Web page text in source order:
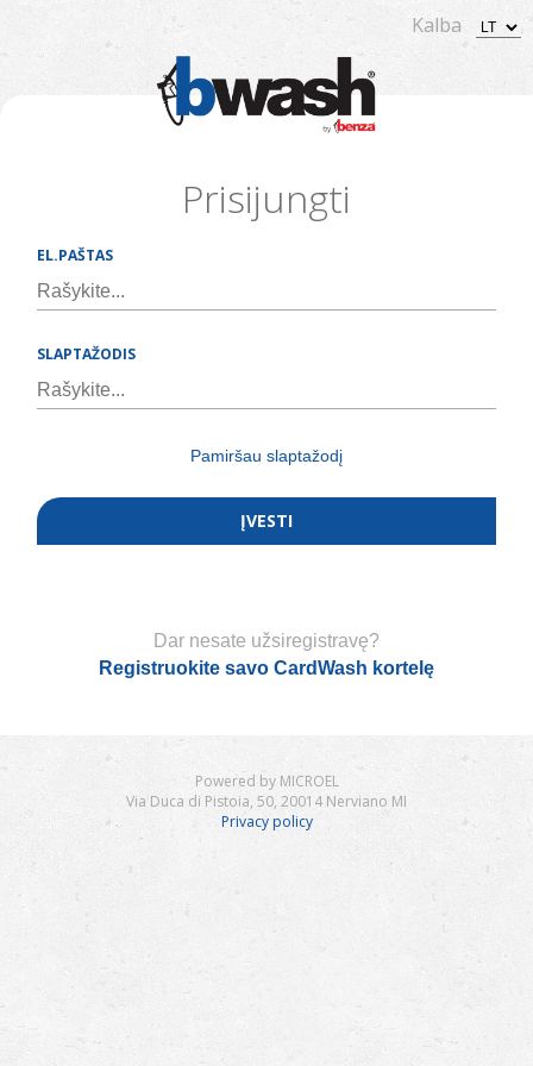
Prisijungti
EL.PAŠTAS
SLAPTAŽODIS
Pamiršau slaptažodį
ĮVESTI
Dar nesate užsiregistravę?
Registruokite savo CardWash kortelę
Kalba
Powered by MICROEL
Via Duca di Pistoia, 50, 20014 Nerviano MI
Privacy policy